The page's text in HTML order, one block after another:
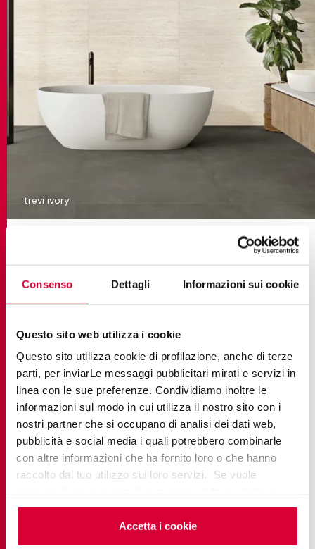
Consenso Dettagli Informazioni sui cookie
Questo sito web utilizza i cookie
Questo sito utilizza cookie di profilazione, anche di terze
parti, per inviarLe messaggi pubblicitari mirati e servizi in
linea con le sue preferenze. Condividiamo inoltre le
informazioni sul modo in cui utilizza il nostro sito con i
nostri partner che si occupano di analisi dei dati web,
pubblicità e social media i quali potrebbero combinarle
con altre informazioni che ha fornito loro o che hanno
raccolto dal tuo utilizzo sui loro servizi. Se vuole
cookieclicchi qui. Il consenso può essere espresso
cliccando sul tasto “Accetta i cookie”. Se non vuole i
cookie di profilazione può negare il consenso sul tasto
Accetta i cookie
trevi ivory
Warum sollten Sie sich bei der
Badrenovierung für Trevi von
Ceramiche Keope
entscheiden?
Steineffekt:
ein schlichter Stil, der nie
langweilig wird.
Großformate:
keine Fugen, mehr Hygiene
und ein hypermoderner
Look.
Widerstandsfähigkeit :
ein typisches Merkmal von
Feinsteinzeug.
Farbtöne
natürlich, warm, leicht zu
Mini-Spa.